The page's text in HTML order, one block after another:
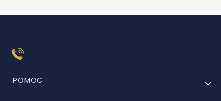
Linki w stopce
POMOC